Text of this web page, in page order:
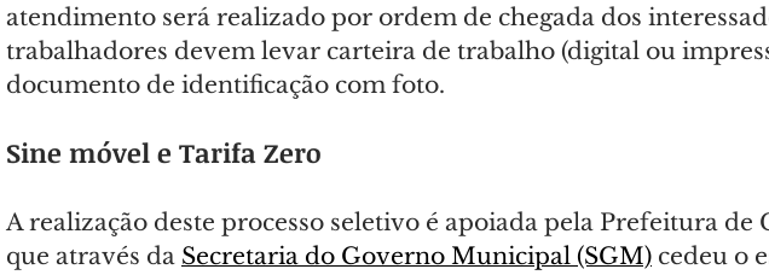
atendimento será realizado por ordem de chegada dos
trabalhadores devem levar carteira de trabalho (digital ou
documento de identificação com foto.
Sine móvel e Tarifa Zero
A realização deste processo seletivo é apoiada pela Prefeitura de
que através da Secretaria do Governo Municipal (SGM) cedeu o